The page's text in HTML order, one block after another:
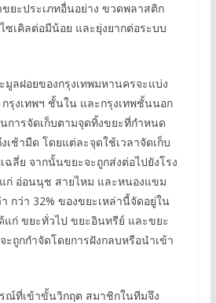
ยะประเภทอื่นอย่าง ขวดพลาสติก
ซเคิลต่อมีน้อย และยุ่งยากต่อระบบ
มูลฝอยของกรุงเทพมหานครจะแบ่ง
รุงเทพฯ ชั้นใน และกรุงเทพชั้นนอก
การจัดเก็บตามจุดทิ้งขยะที่กำหนด
เช้ามืด โดยแต่ละจุดใช้เวลาจัดเก็บ
ลี่ย จากนั้นขยะจะถูกส่งต่อไปยังโรง
แก่ อ่อนนุช สายไหม และหนองแขม
กว่า 32% ของขยะเหล่านี้จัดอยู่ใน
แก่ ขยะทั่วไป ขยะอินทรีย์ และขยะ
ะถูกกำจัดโดยการฝังกลบหรือนำเข้า
ณ์ที่เข้าขั้นวิกฤต สมาชิกในทีมจึง